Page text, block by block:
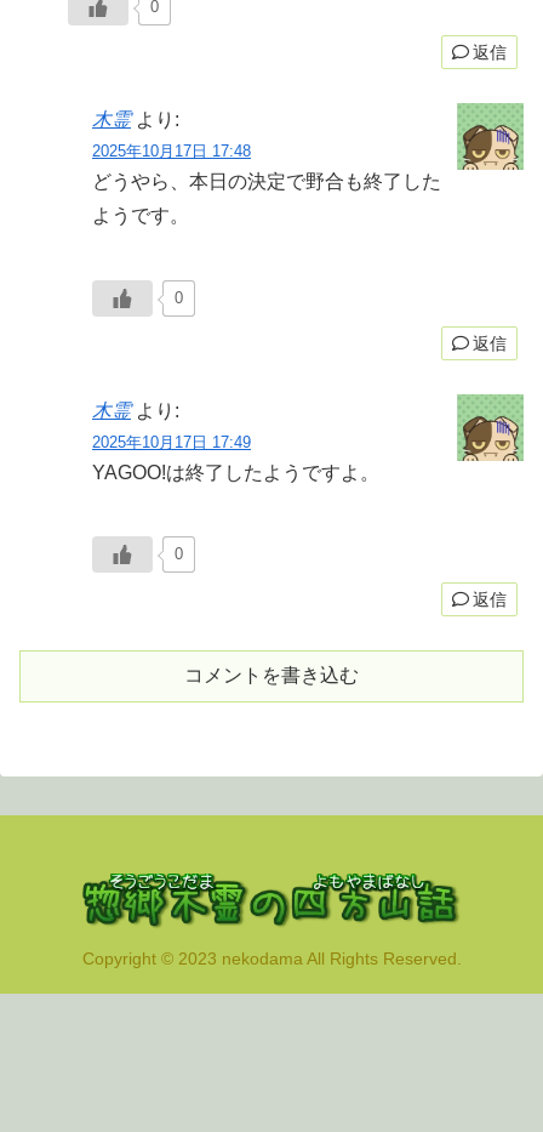
0
返信
木霊 より:
2025年10月17日 17:48
どうやら、本日の決定で野合も終了した
ようです。
0
返信
木霊 より:
2025年10月17日 17:49
YAGOO!は終了したようですよ。
0
返信
コメントを書き込む
Copyright © 2023 nekodama All Rights Reserved.